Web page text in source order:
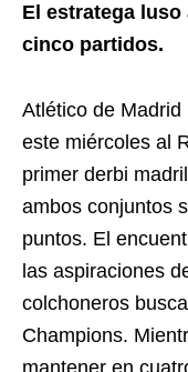
El estratega
cinco partidos.
Atlético de
este miércoles al
primer derbi
ambos conjuntos
puntos. El
las aspiraciones
colchoneros
Champions.
mantener en